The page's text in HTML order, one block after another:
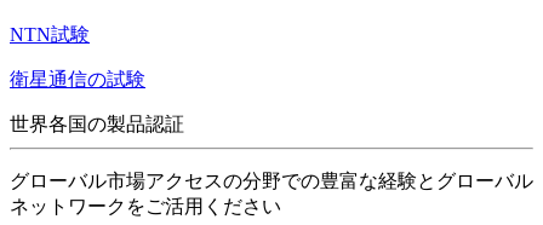
NTN試験
衛星通信の試験
世界各国の製品認証
グローバル市場アクセスの分野での豊富な経験とグローバル
ネットワークをご活用ください